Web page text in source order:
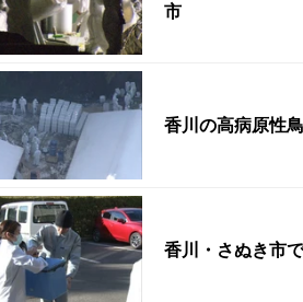
市
香川の高病原性
香川・さぬき市